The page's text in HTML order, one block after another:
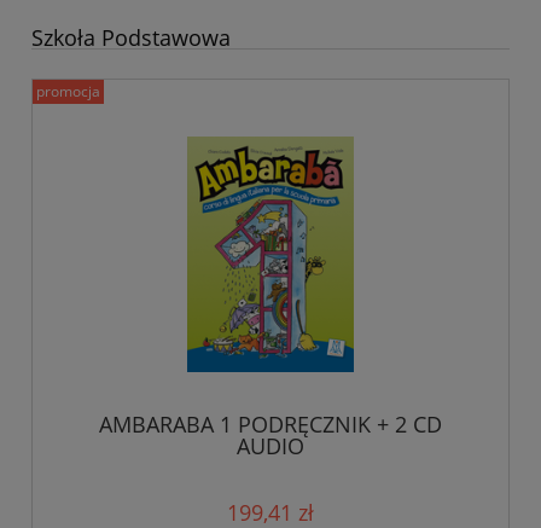
Szkoła Podstawowa
AMBARABA 1 PODRĘCZNIK + 2 CD
AUDIO
199,41 zł
promocja